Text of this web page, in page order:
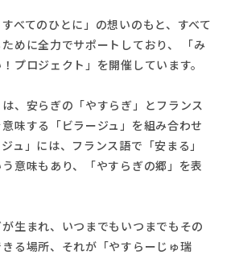
すべてのひとに」の想いのもと、すべて
めに全力でサポートしており、 「み
プロジェクト」を開催しています。
は、安らぎの「やすらぎ」とフランス
味する「ビラージュ」を組み合わせ
ュ」には、フランス語で「安まる」
う意味もあり、「やすらぎの郷」を表
生まれ、いつまでもいつまでもその
る場所、それが「やすらーじゅ瑞